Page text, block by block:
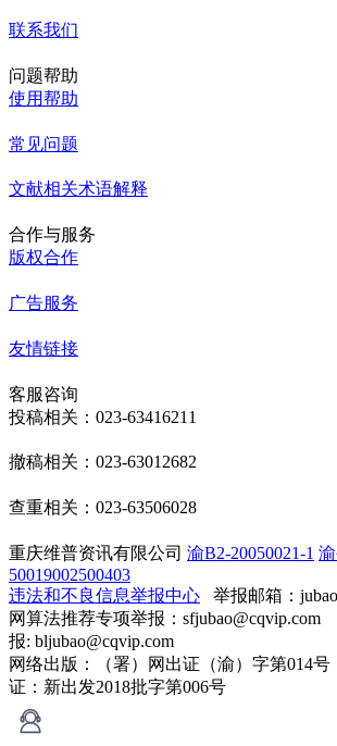
联系我们
问题帮助
使用帮助
常见问题
文献相关术语解释
合作与服务
版权合作
广告服务
友情链接
客服咨询
投稿相关：023-63416211
撤稿相关：023-63012682
查重相关：023-63506028
重庆维普资讯有限公司 渝B2-20050021-1
50019002500403
违法和不良信息举报中心 举报邮箱：
网算法推荐专项举报：
报: bljubao@cqvip.com
网络出版：（署）网出证（渝）字第014
证：新出发2018批字第006号